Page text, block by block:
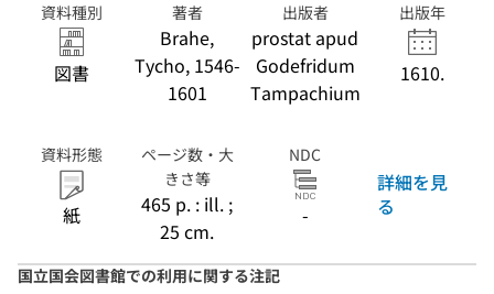
資料種別
図書
著者
Brahe,
Tycho, 1546-
1601
出版者
prostat apud
Godefridum
Tampachium
出版年
1610.
資料形態
紙
ページ数・大
きさ等
465 p. : ill. ;
25 cm.
NDC
-
詳細を見
る
国立国会図書館での利用に関する注記